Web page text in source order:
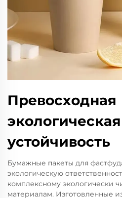
Превосходная
экологическая
устойчивость
Бумажные пакеты для
экологическую
комплексному экологически
материалам. Изготовленные